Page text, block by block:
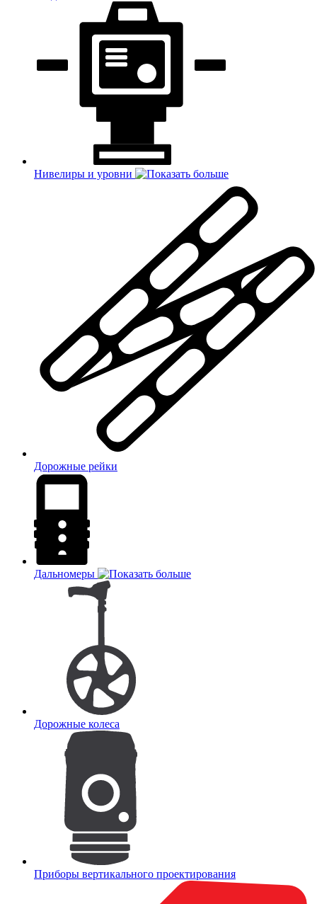
Нивелиры и уровни
Дорожные рейки
Дальномеры
Дорожные колеса
Приборы вертикального проектирования